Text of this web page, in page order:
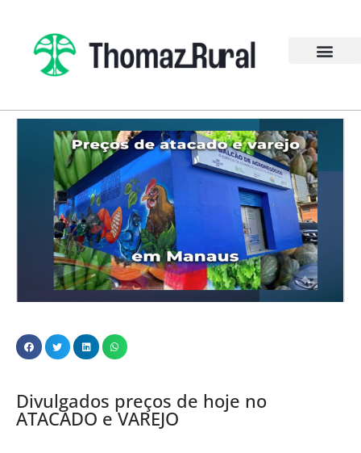
Divulgados preços de hoje no
ATACADO e VAREJO